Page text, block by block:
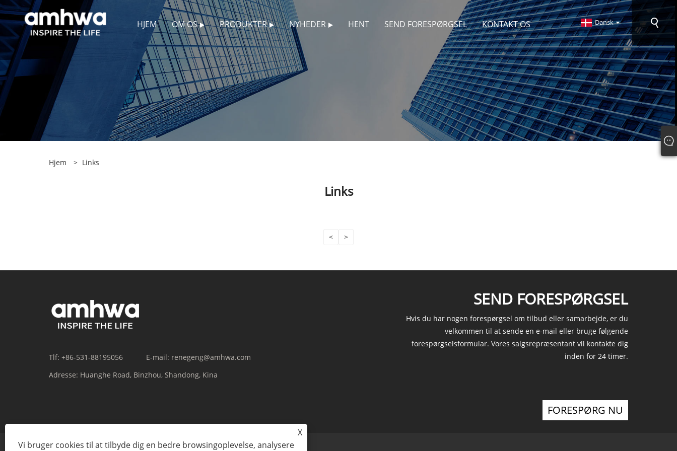
HJEM OM OS PRODUKTER NYHEDER HENT SEND FORESPØRGSEL KONTAKT OS Dansk
Hjem > Links
Links
< >
Tlf: +86-531-88195056 E-mail: renegeng@amhwa.com
Adresse: Huanghe Road, Binzhou, Shandong, Kina
SEND FORESPØRGSEL
Hvis du har nogen forespørgsel om tilbud eller samarbejde, er du
velkommen til at sende en e-mail eller bruge følgende
forespørgselsformular. Vores salgsrepræsentant vil kontakte dig
inden for 24 timer.
FORESPØRG NU
X
Vi bruger cookies til at tilbyde dig en bedre browsingoplevelse, analysere